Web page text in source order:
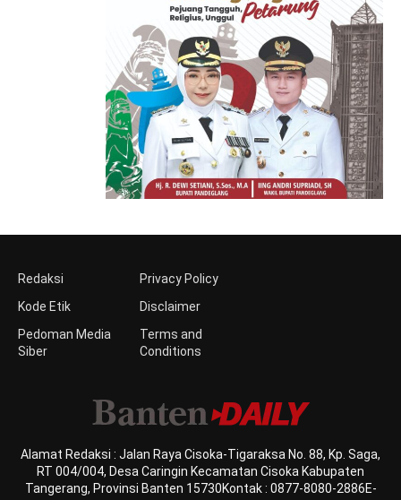
Redaksi
Kode Etik
Pedoman Media
Siber
Privacy Policy
Disclaimer
Terms and
Conditions
Alamat Redaksi : Jalan Raya Cisoka-Tigaraksa No. 88, Kp. Saga,
RT 004/004, Desa Caringin Kecamatan Cisoka Kabupaten
Tangerang, Provinsi Banten 15730Kontak : 0877-8080-2886E-